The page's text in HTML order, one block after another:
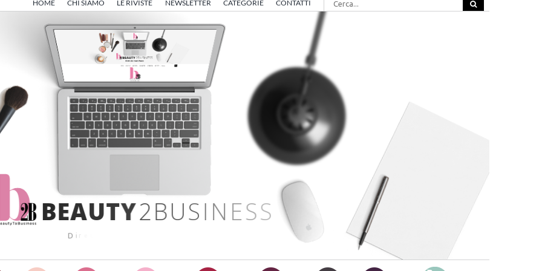
HOME CHI SIAMO LE RIVISTE NEWSLETTER CATEGORIE CONTATTI
per:
BEAUTY2BUSINE SS
D i